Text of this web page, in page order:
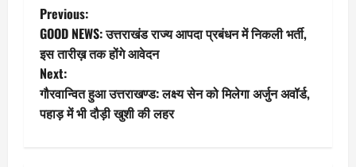
P
o
s
t
Previous:
GOOD NEWS: उत्तराखंड राज्य आपदा प्रबंधन में निकली भर्ती,
इस तारीख़ तक होंगे आवेदन
Next:
गौरवान्वित हुआ उत्तराखण्ड: लक्ष्य सेन को मिलेगा अर्जुन अवॉर्ड,
पहाड़ में भी दौड़ी खुशी की लहर